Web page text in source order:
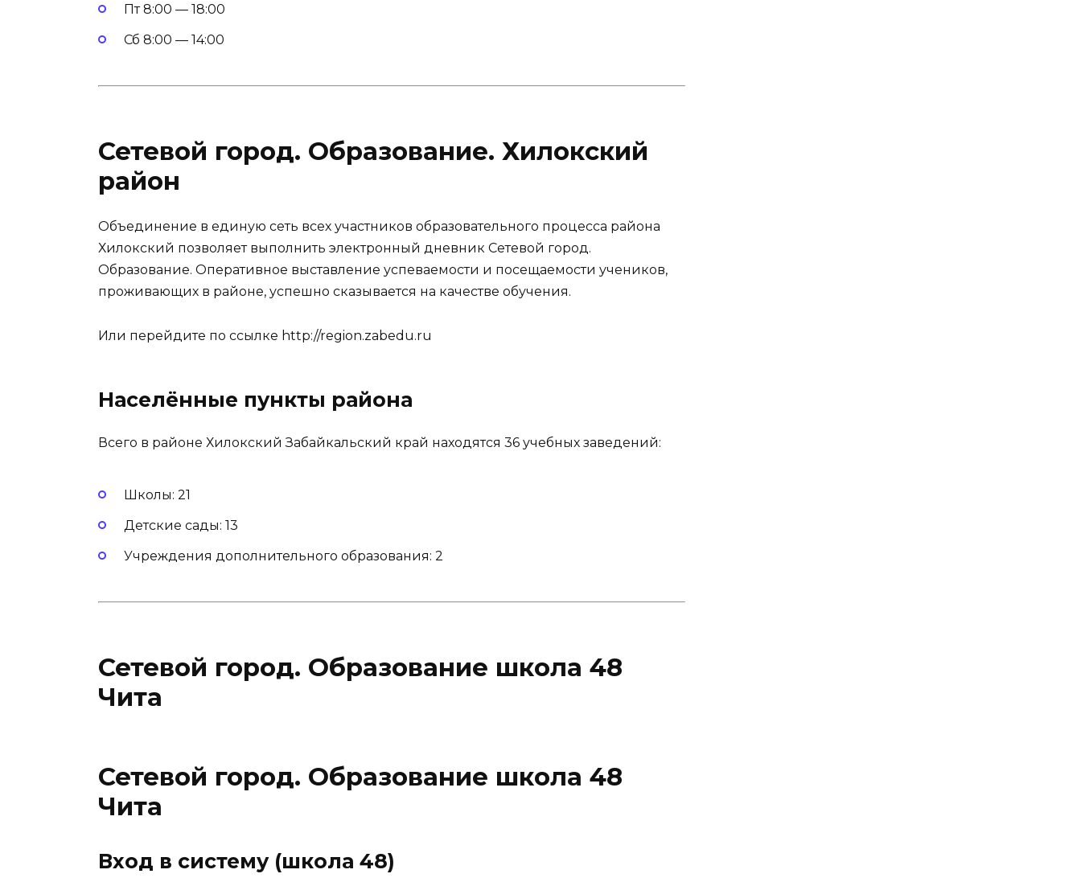
Пт 8:00 — 18:00
Сб 8:00 — 14:00
Сетевой город. Образование. Хилокский
район
Объединение в единую сеть всех участников образовательного процесса района
Хилокский позволяет выполнить электронный дневник Сетевой город.
Образование. Оперативное выставление успеваемости и посещаемости учеников,
проживающих в районе, успешно сказывается на качестве обучения.
Или перейдите по ссылке http://region.zabedu.ru
Населённые пункты района
Всего в районе Хилокский Забайкальский край находятся 36 учебных заведений:
Школы: 21
Детские сады: 13
Учреждения дополнительного образования: 2
Сетевой город. Образование школа 48
Чита
Сетевой город. Образование школа 48
Чита
Вход в систему (школа 48)